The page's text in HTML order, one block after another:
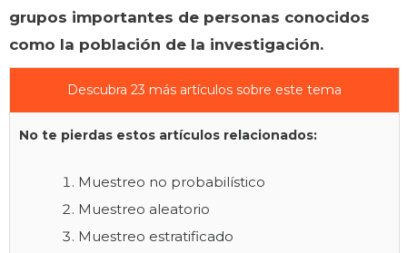
grupos importantes de personas conocidos
como la población de la investigación.
Descubra 23 más artículos sobre este tema
No te pierdas estos artículos relacionados:
Muestreo no probabilístico
Muestreo aleatorio
Muestreo estratificado